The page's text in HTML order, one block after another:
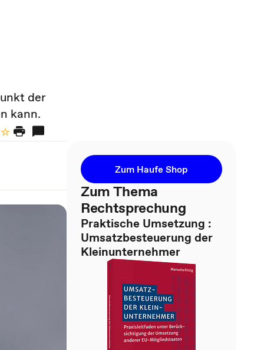
der
kann.
Zum Haufe Shop
Zum Thema
Rechtsprechung
Praktische Umsetzung :
Umsatzbesteuerung der
Kleinunternehmer